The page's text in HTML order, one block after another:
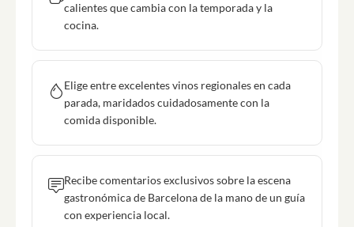
calientes que cambia con la temporada y la
cocina.
Elige entre excelentes vinos regionales en cada
parada, maridados cuidadosamente con la
comida disponible.
Recibe comentarios exclusivos sobre la escena
gastronómica de Barcelona de la mano de un guía
con experiencia local.